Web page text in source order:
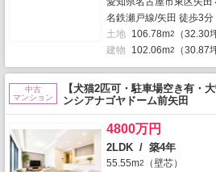
名鉄瀬戸線/矢田 徒歩3分
土地 106.78m2
（32.30
建物
102.06m2 （30.87
中古
マンション
【犬猫2匹可・駐車場空き有・
ンシアナゴヤドーム前矢田
4800万円
2LDK / 築4年
55.55m2
（壁芯）